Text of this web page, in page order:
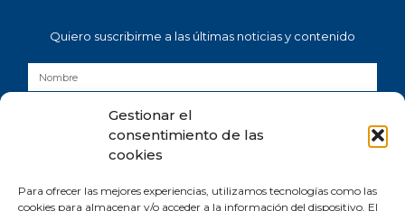
Gestionar el
consentimiento de las
cookies
Para ofrecer las mejores experiencias, utilizamos tecnologías como las
cookies para almacenar y/o acceder a la información del dispositivo. El
Quiero suscribirme a las últimas noticias y contenido
expresamente el tratamiento de mis datos personales conforme a lo allí